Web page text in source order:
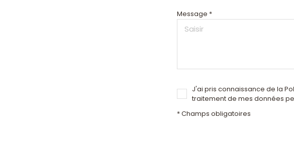
Message *
J'ai pris connaissance de la
traitement de mes données
* Champs obligatoires